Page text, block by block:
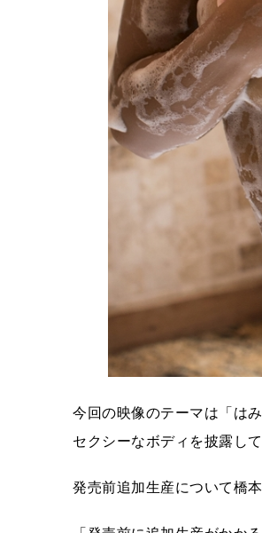
今回の映像のテーマは「は
セクシーなボディを披露して
発売前追加生産について橋